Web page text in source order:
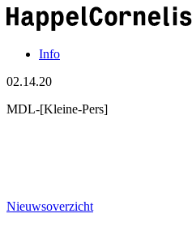
Info
02.14.20
MDL-[Kleine-Pers]
Nieuwsoverzicht